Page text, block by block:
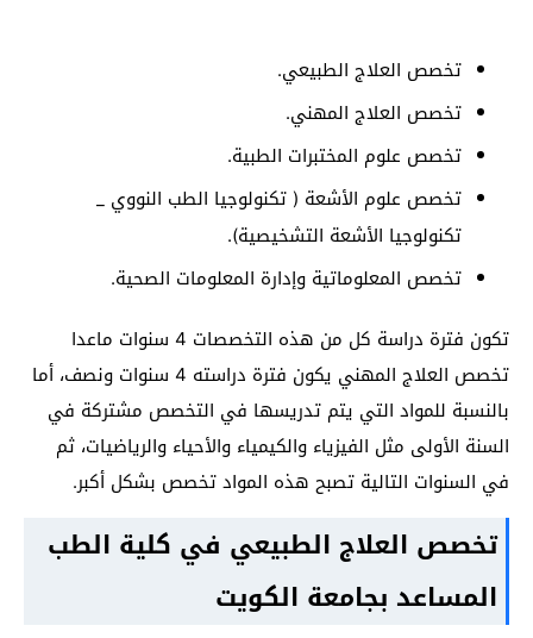
تخصص العلاج الطبيعي.
تخصص العلاج المهني.
تخصص علوم المختبرات الطبية.
تخصص علوم الأشعة ( تكنولوجيا الطب النووي _
تكنولوجيا الأشعة التشخيصية).
تخصص المعلوماتية وإدارة المعلومات الصحية.
تكون فترة دراسة كل من هذه التخصصات 4 سنوات ماعدا
تخصص العلاج المهني يكون فترة دراسته 4 سنوات ونصف، أما
بالنسبة للمواد التي يتم تدريسها في التخصص مشتركة في
السنة الأولى مثل الفيزياء والكيمياء والأحياء والرياضيات، ثم
في السنوات التالية تصبح هذه المواد تخصص بشكل أكبر.
تخصص العلاج الطبيعي في كلية الطب
المساعد بجامعة الكويت